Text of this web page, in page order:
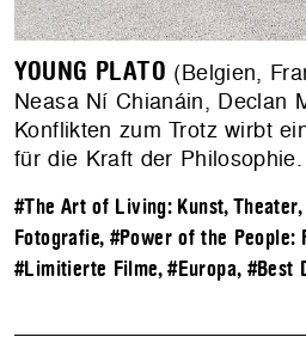
YOUNG PLATO (Belgien,
Neasa Ní Chianáin, Declan
Konflikten zum Trotz wirbt
für die Kraft der Philosophie.
#The Art of Living: Kunst,
Fotografie, #Power of the People:
#Limitierte Filme,#Europa, #Best